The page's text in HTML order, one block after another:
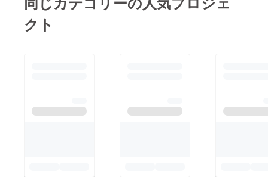
ますので、引き続きご
クト